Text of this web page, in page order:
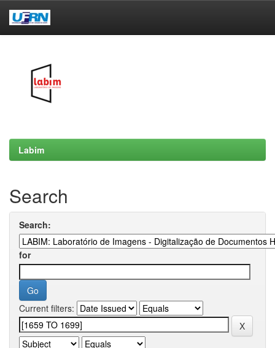
Labim
Search
Search:
for
Current filters: